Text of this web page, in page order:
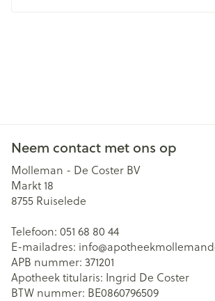
Neem contact met ons op
Molleman - De Coster BV
Markt 18
8755 Ruiselede
Telefoon: 051 68 80 44
E-mailadres: info@
APB nummer: 371201
Apotheek titularis: Ingrid De Coster
BTW nummer: BE0860796509